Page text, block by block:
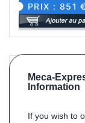
Meca-
Information
If you wish to
PRIX : 851